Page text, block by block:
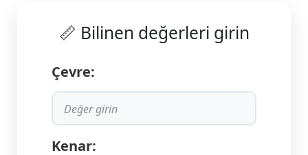
📏 Bilinen değerleri girin
Çevre:
Kenar: